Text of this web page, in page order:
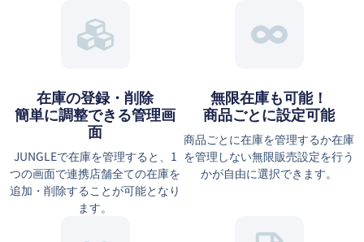
在庫の登録・削除
簡単に調整できる管理画
面
JUNGLEで在庫を管理すると、1
つの画面で連携店舗全ての在庫を
追加・削除することが可能となり
ます。
無限在庫も可能！
商品ごとに設定可能
商品ごとに在庫を管理するか在庫
を管理しない無限販売設定を行う
かが自由に選択できます。